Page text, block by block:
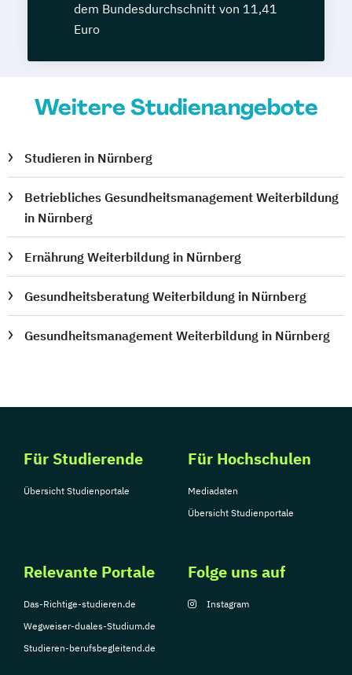
dem Bundesdurchschnitt von 11,41
Euro
Weitere Studienangebote
Studieren in Nürnberg
Betriebliches Gesundheitsmanagement Weiterbildung
in Nürnberg
Ernährung Weiterbildung in Nürnberg
Gesundheitsberatung Weiterbildung in Nürnberg
Gesundheitsmanagement Weiterbildung in Nürnberg
Für Studierende
Übersicht Studienportale
Für Hochschulen
Mediadaten
Übersicht Studienportale
Relevante Portale
Das-Richtige-studieren.de
Wegweiser-duales-Studium.de
Studieren-berufsbegleitend.de
Folge uns auf
Instagram